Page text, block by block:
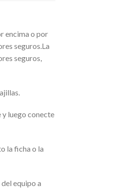
encima o por
seguros.La
seguros,
y luego conecte
la ficha o la
equipo a